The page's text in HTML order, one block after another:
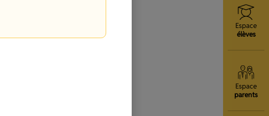
Espace
élèves
Espace
parents